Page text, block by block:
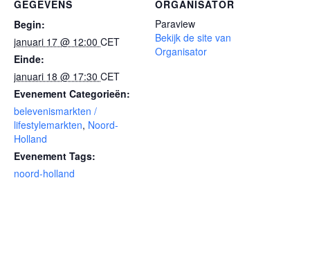
GEGEVENS
Begin:
januari 17 @ 12:00 CET
Einde:
januari 18 @ 17:30 CET
Evenement Categorieën:
belevenismarkten /
lifestylemarkten, Noord-
Holland
Evenement Tags:
noord-holland
ORGANISATOR
Paraview
Bekijk de site van
Organisator